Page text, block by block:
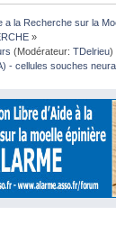
a la Recherche sur la
»
(Modérateur:TDelrieu)
- cellules souches